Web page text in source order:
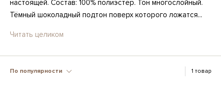
настоящей. Состав: 100% полиэстер. Тон многослойный.
Тёмный шоколадный подтон поверх которого ложатся...
Читать целиком
По популярности 1 товар